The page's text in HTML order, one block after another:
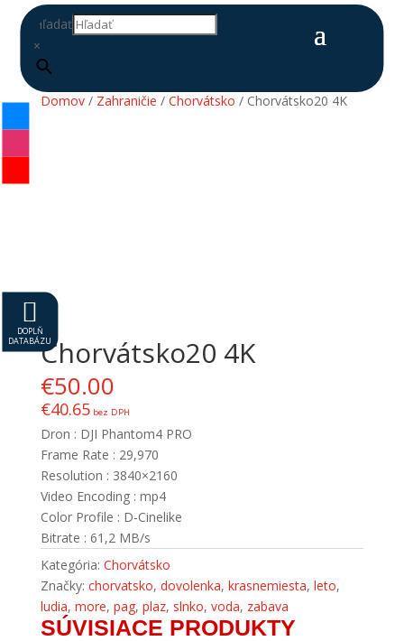
Hľadať
×

DOPLŇ
DATABÁZU
Domov/ Zahraničie / Chorvátsko / Chorvátsko20 4K
Chorvátsko20 4K
€50.00
€40.65bez DPH
Dron : DJI Phantom4 PRO
Frame Rate : 29,970
Resolution : 3840×2160
Video Encoding : mp4
Color Profile : D-Cinelike
Bitrate : 61,2 MB/s
Kategória: Chorvátsko
Značky: chorvatsko, dovolenka, krasnemiesta, leto,
ludia, more, pag, plaz, slnko, voda, zabava
SÚVISIACE PRODUKTY